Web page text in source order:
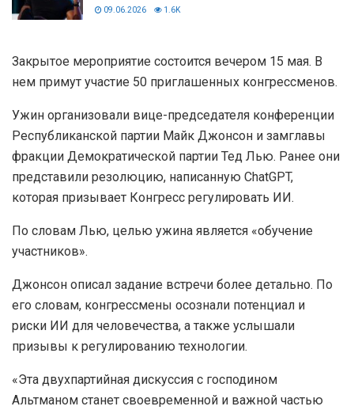
09.06.2026 1.6K
Закрытое мероприятие состоится вечером 15 мая. В
нем примут участие 50 приглашенных конгрессменов.
Ужин организовали вице-председателя конференции
Республиканской партии Майк Джонсон и замглавы
фракции Демократической партии Тед Лью. Ранее они
представили резолюцию, написанную ChatGPT,
которая призывает Конгресс регулировать ИИ.
По словам Лью, целью ужина является «обучение
участников».
Джонсон описал задание встречи более детально. По
его словам, конгрессмены осознали потенциал и
риски ИИ для человечества, а также услышали
призывы к регулированию технологии.
«Эта двухпартийная дискуссия с господином
Альтманом станет своевременной и важной частью